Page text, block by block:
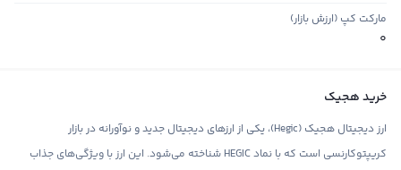
مارکت کپ (ارزش بازار)
0
خرید هجیک
ارز دیجیتال هجیک (Hegic)، یکی از ارزهای دیجیتال جدید و نوآورانه در بازار
کریپتوکارنسی است که با نماد HEGIC شناخته می‌شود. این ارز با ویژگی‌های جذاب